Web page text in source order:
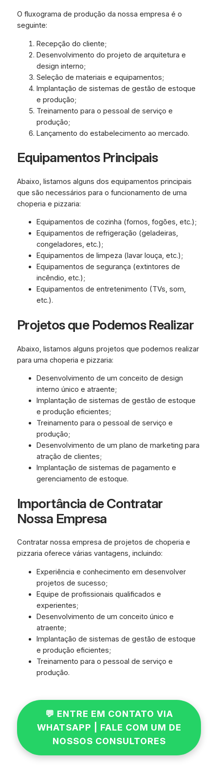
O fluxograma de produção da nossa empresa é o
seguinte:
Recepção do cliente;
Desenvolvimento do projeto de arquitetura e
design interno;
Seleção de materiais e equipamentos;
Implantação de sistemas de gestão de estoque
e produção;
Treinamento para o pessoal de serviço e
produção;
Lançamento do estabelecimento ao mercado.
Equipamentos Principais
Abaixo, listamos alguns dos equipamentos principais
que são necessários para o funcionamento de uma
choperia e pizzaria:
Equipamentos de cozinha (fornos, fogões, etc.);
Equipamentos de refrigeração (geladeiras,
congeladores, etc.);
Equipamentos de limpeza (lavar louça, etc.);
Equipamentos de segurança (extintores de
incêndio, etc.);
Equipamentos de entretenimento (TVs, som,
etc.).
Projetos que Podemos Realizar
Abaixo, listamos alguns projetos que podemos realizar
para uma choperia e pizzaria:
Desenvolvimento de um conceito de design
interno único e atraente;
Implantação de sistemas de gestão de estoque
e produção eficientes;
Treinamento para o pessoal de serviço e
produção;
Desenvolvimento de um plano de marketing para
atração de clientes;
Implantação de sistemas de pagamento e
gerenciamento de estoque.
Importância de Contratar
Nossa Empresa
Contratar nossa empresa de projetos de choperia e
pizzaria oferece várias vantagens, incluindo:
Experiência e conhecimento em desenvolver
projetos de sucesso;
Equipe de profissionais qualificados e
experientes;
Desenvolvimento de um conceito único e
atraente;
Implantação de sistemas de gestão de estoque
e produção eficientes;
Treinamento para o pessoal de serviço e
produção.